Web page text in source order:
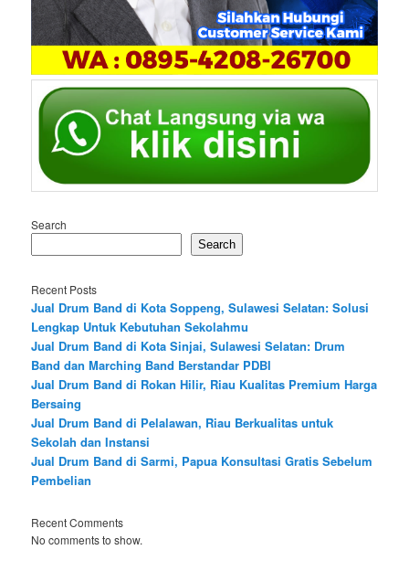
Search
Search
Recent Posts
Jual Drum Band di Kota Soppeng, Sulawesi Selatan: Solusi
Lengkap Untuk Kebutuhan Sekolahmu
Jual Drum Band di Kota Sinjai, Sulawesi Selatan: Drum
Band dan Marching Band Berstandar PDBI
Jual Drum Band di Rokan Hilir, Riau Kualitas Premium Harga
Bersaing
Jual Drum Band di Pelalawan, Riau Berkualitas untuk
Sekolah dan Instansi
Jual Drum Band di Sarmi, Papua Konsultasi Gratis Sebelum
Pembelian
Recent Comments
No comments to show.